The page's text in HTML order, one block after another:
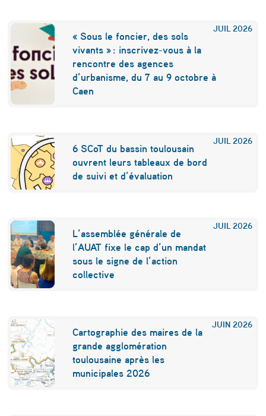
o
i
s
e
r
e
a
o
n
c
o
l
e
c
JUIL 2026
« Sous le foncier, des sols
vivants » : inscrivez-vous à la
rencontre des agences
d’urbanisme, du 7 au 9 octobre à
Caen
JUIL 2026
6 SCoT du bassin toulousain
ouvrent leurs tableaux de bord
de suivi et d’évaluation
JUIL 2026
L’assemblée générale de
l’AUAT fixe le cap d’un mandat
sous le signe de l’action
collective
JUIN 2026
Cartographie des maires de la
grande agglomération
toulousaine après les
municipales 2026